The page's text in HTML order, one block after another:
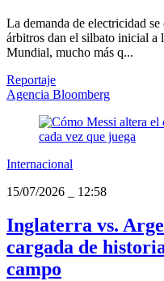
La demanda de electricidad
árbitros dan el silbato inicial a
Mundial, mucho más q...
Reportaje
Agencia Bloomberg
Internacional
15/07/2026
12:58
Inglaterra vs.
cargada de
campo